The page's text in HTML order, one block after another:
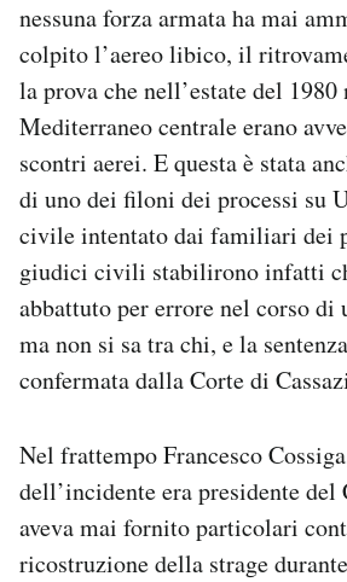
nessuna forza armata ha mai
colpito l’aereo libico, il
la prova che nell’estate del
Mediterraneo centrale erano
scontri aerei. E questa è stata
di uno dei filoni dei processi su
civile intentato dai familiari dei
giudici civili stabilirono infatti
abbattuto per errore nel corso di
ma non si sa tra chi, e la
confermata dalla Corte di
Nel frattempo Francesco
dell’incidente era presidente
aveva mai fornito particolari
ricostruzione della strage